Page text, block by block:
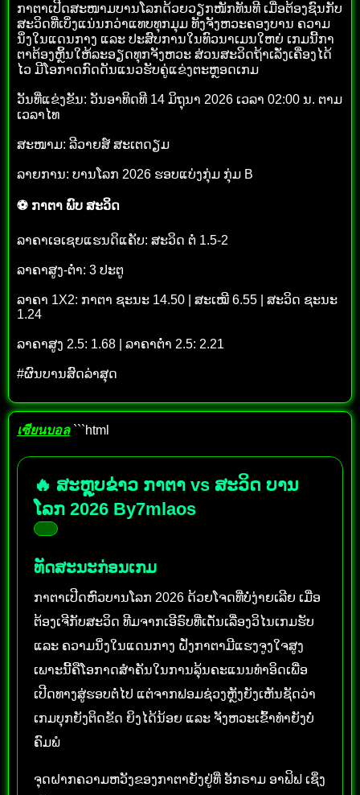
ກາຕາເປີດສະໜາມບານໂລກດ້ວຍວຽກໜັກທັນທີ ເມື່ອຕ້ອງຊົນກັບ
ສະວິດທີ່ເບິ່ງແນ່ນກວ່າແທບທຸກມຸມ ທັງຈັງຫວະຄອງບານ ຄວາມ
ນິ່ງໃນແດນກາງ ແລະ ປະສົບການໃນທົວນາເມນໃຫຍ່ ເກມນີ້ກາ
ຕາຕ້ອງຫຼິ້ນໃຫ້ລະອຽດທຸກຈັງຫວະ ສ່ວນສະວິດຖ້າເລັ່ງເຄື່ອງໄດ້
ໄວ ມີໂອກາດກົດດັນແນວຮັບຄູ່ແຂ່ງຕະຫຼອດເກມ
ວັນທີ່ແຂ່ງຂັນ: ວັນອາທິດທີ 14 ມິຖຸນາ 2026 ເວລາ 02:00 ນ. ຕາມ
ເວລາໄທ
ສະໜາມ: ລີວາຍສ໌ ສະເຕດຽມ
ລາຍການ: ບານໂລກ 2026 ຮອບແບ່ງກຸ່ມ ກຸ່ມ B
⚽ ກາຕາ ພົບ ສະວິດ
ລາຄາເອເຊຍແຮນດິແຄັບ: ສະວິດ ຕໍ່ 1.5-2
ລາຄາສູງ-ຕ່ຳ: 3 ປະຕູ
ລາຄາ 1X2: ກາຕາ ຊະນະ 14.50 | ສະເໝີ 6.55 | ສະວິດ ຊະນະ
1.24
ລາຄາສູງ 2.5: 1.68 | ລາຄາຕ່ຳ 2.5: 2.21
#ຜົນບານສົດລ່າສຸດ
เซียนบอล```html
🔥 ສະຫຼຸບຂ່າວ ກາຕາ vs ສະວິດ ບານ
ໂລກ 2026 By7mlaos
ທັດສະນະກ່ອນເກມ
ກາຕາເປີດຫົວບານໂລກ 2026 ດ້ວຍໂຈດທີ່ບໍ່ງ່າຍເລີຍ ເມື່ອ
ຕ້ອງເຈີກັບສະວິດ ທີມຈາກເອີຣົບທີ່ເດັ່ນເລື່ອງວິໄນເກມຮັບ
ແລະ ຄວາມນິ່ງໃນແດນກາງ ຝັ່ງກາຕາມີແຮງຈູງໃຈສູງ
ເພາະນີ້ຄືໂອກາດສຳຄັນໃນການລຸ້ນຄະແນນທຳອິດເພື່ອ
ເປີດທາງສູ່ຮອບຕໍ່ໄປ ແຕ່ຈາກຟອມຊ່ວງຫຼັງຍັງເຫັນຊັດວ່າ
ເກມບຸກຍັງຕິດຂັດ ຍິງໄດ້ນ້ອຍ ແລະ ຈັງຫວະເຂົ້າທຳຍັງບໍ່
ຄົມພໍ
ຈຸດຝາກຄວາມຫວັງຂອງກາຕາຍັງຢູ່ທີ່ ອັກຣາມ ອາຟິຟ ເຊິ່ງ